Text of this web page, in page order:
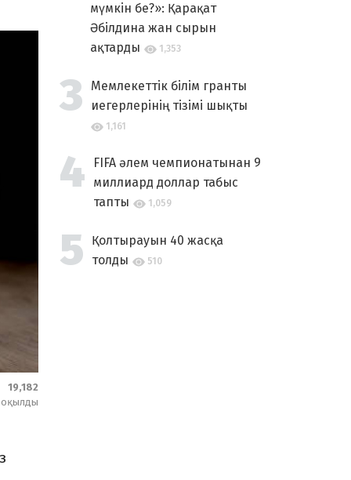
19,182
оқылды
мүмкін бе?»: Қарақат
Әбілдина жан сырын
ақтарды
1,353
Мемлекеттік білім гранты
иегерлерінің тізімі шықты
1,161
FIFA әлем чемпионатынан 9
миллиард доллар табыс
тапты
1,059
Қолтырауын 40 жасқа
толды
510